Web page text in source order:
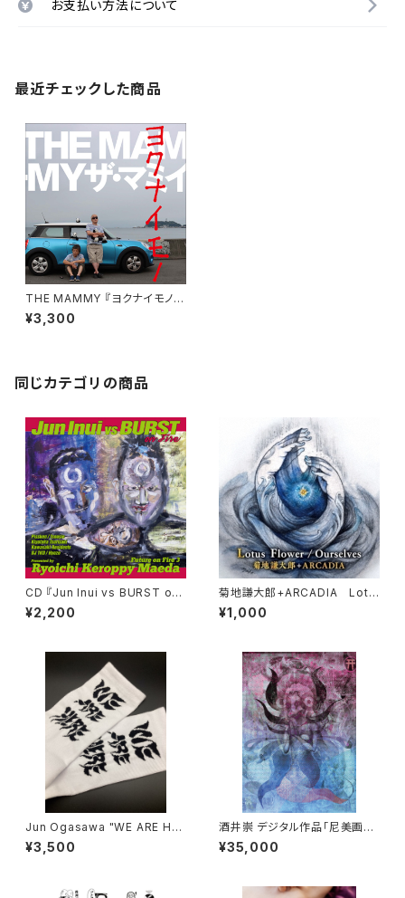
お支払い方法について
最近チェックした商品
THE MAMMY 『ヨクナイモノ』
CD
¥3,300
同じカテゴリの商品
CD 『Jun Inui vs BURST on
Fire』
¥2,200
菊地謙大郎+ARCADIA Lotu
s Flower/Ourselves
¥1,000
Jun Ogasawa "WE ARE HE
RE" ソックス
¥3,500
酒井崇 デジタル作品「尼美画
（あまびえ）」ジークレー
¥35,000